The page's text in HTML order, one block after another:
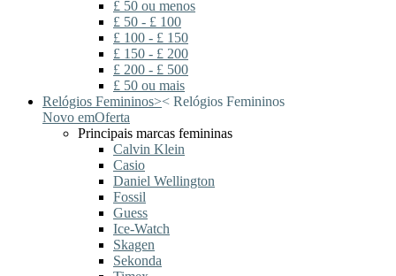
£ 50 ou menos
£ 50 - £ 100
£ 100 - £ 150
£ 150 - £ 200
£ 200 - £ 500
£ 50 ou mais
Relógios Femininos>< Relógios Femininos
Novo emOferta
Principais marcas femininas
Calvin Klein
Casio
Daniel Wellington
Fossil
Guess
Ice-Watch
Skagen
Sekonda